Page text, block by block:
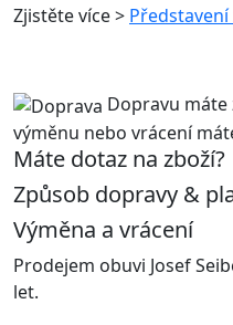
Zjistěte více > Představení
Dopravu máte
výměnu nebo vrácení
Máte dotaz na zboží?
Způsob dopravy &
Výměna a vrácení
Prodejem obuvi Josef
let.